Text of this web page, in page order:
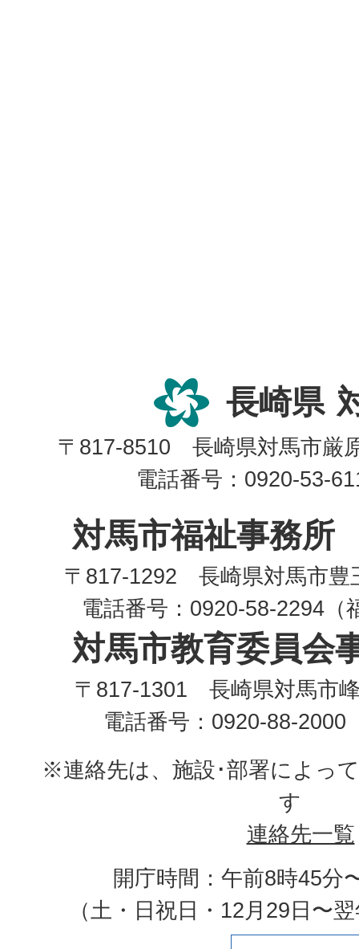
長崎県
〒817-8510 長崎県対馬市
電話番号：0920-53-
対馬市福祉事務所
〒817-1292 長崎県対馬市
電話番号：0920-58-2294（
対馬市教育委員会
〒817-1301 長崎県対馬市
電話番号：0920-88-2000
※連絡先は、施設･部署によっ
す
連絡先一覧
開庁時間：午前8時45分
（土・日祝日・12月29日〜